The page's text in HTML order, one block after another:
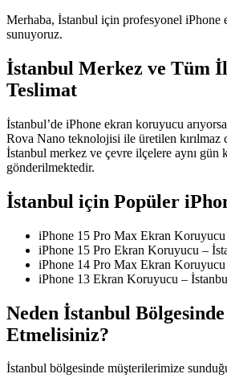
Merhaba, İstanbul için profesyonel iPhone
sunuyoruz.
İstanbul Merkez ve Tüm
Teslimat
İstanbul’de iPhone ekran koruyucu
Rova Nano teknolojisi ile üretilen kırılmaz
İstanbul merkez ve çevre ilçelere aynı gün
gönderilmektedir.
İstanbul için Popüler
iPhone 15 Pro Max Ekran
iPhone 15 Pro Ekran Koruyucu –
iPhone 14 Pro Max Ekran
iPhone 13 Ekran Koruyucu –
Neden İstanbul
Etmelisiniz?
İstanbul bölgesinde müşterilerimize